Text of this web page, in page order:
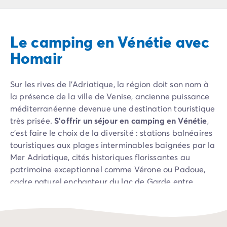
Camping Hendaye
Camping Bretagne
Camping Côtes d'Armor
Camping Ille-et-Vilaine
Camping Saint-Malo
Camping Morbihan
Camping Vannes
Camping Centre-Val de Loire
Camping Indre-et-Loire
Camping Chenonceau
Camping Champagne-Ardenne
Camping Ardennes
Camping Corse-du-Sud
Le camping en Vénétie avec
Homair
Sur les rives de l’Adriatique, la région doit son nom à
la présence de la ville de Venise, ancienne puissance
méditerranéenne devenue une destination touristique
très prisée.S’offrir un séjour en camping en Vénétie,
c’est faire le choix de la diversité : stations balnéaires
touristiques aux plages interminables baignées par la
Mer Adriatique, cités historiques florissantes au
patrimoine exceptionnel comme Vérone ou Padoue,
cadre naturel enchanteur du lac de Garde entre
familiale par excellence vous offre le meilleur de
l’Italie du Nord et quelques-uns de ses trésors